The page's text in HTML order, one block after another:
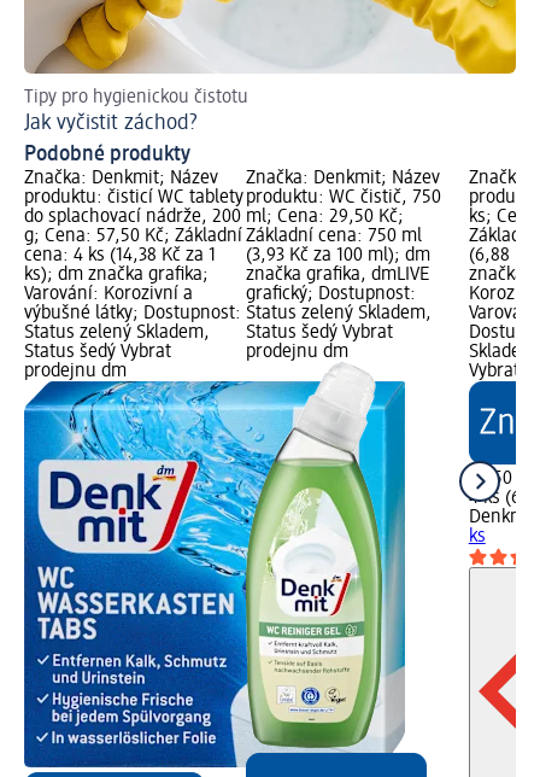
Tipy pro hygienickou čistotu
Jak vyčistit záchod?
Podobné produkty
Značka: Denkmit; Název
produktu: čisticí WC tablety
do splachovací nádrže, 200
g; Cena: 57,50 Kč; Základní
cena: 4 ks (14,38 Kč za 1
ks); dm značka grafika;
Varování: Korozivní a
výbušné látky; Dostupnost:
Status zelený Skladem,
Status šedý Vybrat
prodejnu dm
Značka: Denkmit; Název
produktu: WC čistič, 750
ml; Cena: 29,50 Kč;
Základní cena: 750 ml
(3,93 Kč za 100 ml); dm
značka grafika, dmLIVE
grafický; Dostupnost:
Status zelený Skladem,
Status šedý Vybrat
prodejnu dm
Značka:
ks;
(6,88 Kč
značka
Vybrat
27,50 Kč
4 ks
Denkmit
ks